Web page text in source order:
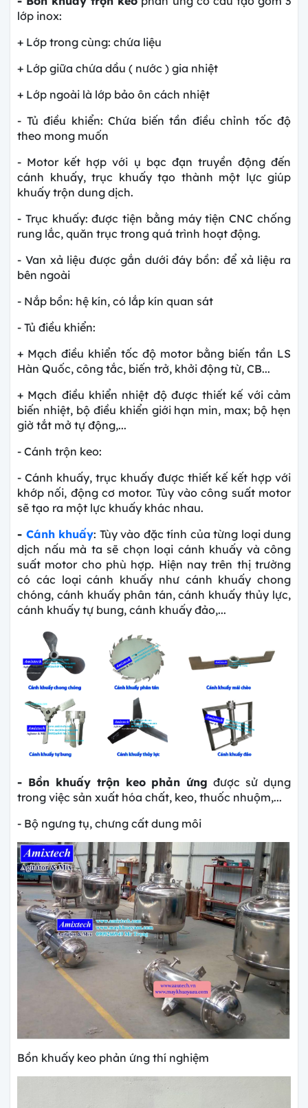
lớp inox:
+ Lớp trong cùng: chứa liệu
+ Lớp giữa chứa dầu ( nước ) gia nhiệt
+ Lớp ngoài là lớp bảo ôn cách nhiệt
- Tủ điều khiển: Chứa biến tần điều chỉnh tốc độ
theo mong muốn
- Motor kết hợp với ụ bạc đạn truyền động đến
cánh khuấy, trục khuấy tạo thành một lực giúp
khuấy trộn dung dịch.
- Trục khuấy: được tiện bằng máy tiện CNC chống
rung lắc, quăn trục trong quá trình hoạt động.
- Van xả liệu được gắn dưới đáy bồn: để xả liệu ra
bên ngoài
- Nắp bồn: hệ kín, có lắp kín quan sát
- Tủ điều khiển:
+ Mạch điều khiển tốc độ motor bằng biến tần LS
Hàn Quốc, công tắc, biến trở, khởi động từ, CB...
+ Mạch điều khiển nhiệt độ được thiết kế với cảm
biến nhiệt, bộ điều khiển giới hạn min, max; bộ hẹn
giờ tắt mở tự động,...
- Cánh trộn keo:
- Cánh khuấy, trục khuấy được thiết kế kết hợp với
khớp nối, động cơ motor. Tùy vào công suất motor
sẽ tạo ra một lực khuấy khác nhau.
- Cánh khuấy: Tùy vào đặc tính của từng loại dung
dịch nấu mà ta sẽ chọn loại cánh khuấy và công
suất motor cho phù hợp. Hiện nay trên thị trường
có các loại cánh khuấy như cánh khuấy chong
chóng, cánh khuấy phân tán, cánh khuấy thủy lực,
cánh khuấy tự bung, cánh khuấy đảo,...
- Bồn khuấy trộn keo phản ứng được sử dụng
trong việc sản xuất hóa chất, keo, thuốc nhuộm,...
- Bộ ngưng tụ, chưng cất dung môi
Bồn khuấy keo phản ứng thí nghiệm